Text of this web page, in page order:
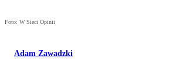
Foto: W Sieci Opinii
Adam Zawadzki